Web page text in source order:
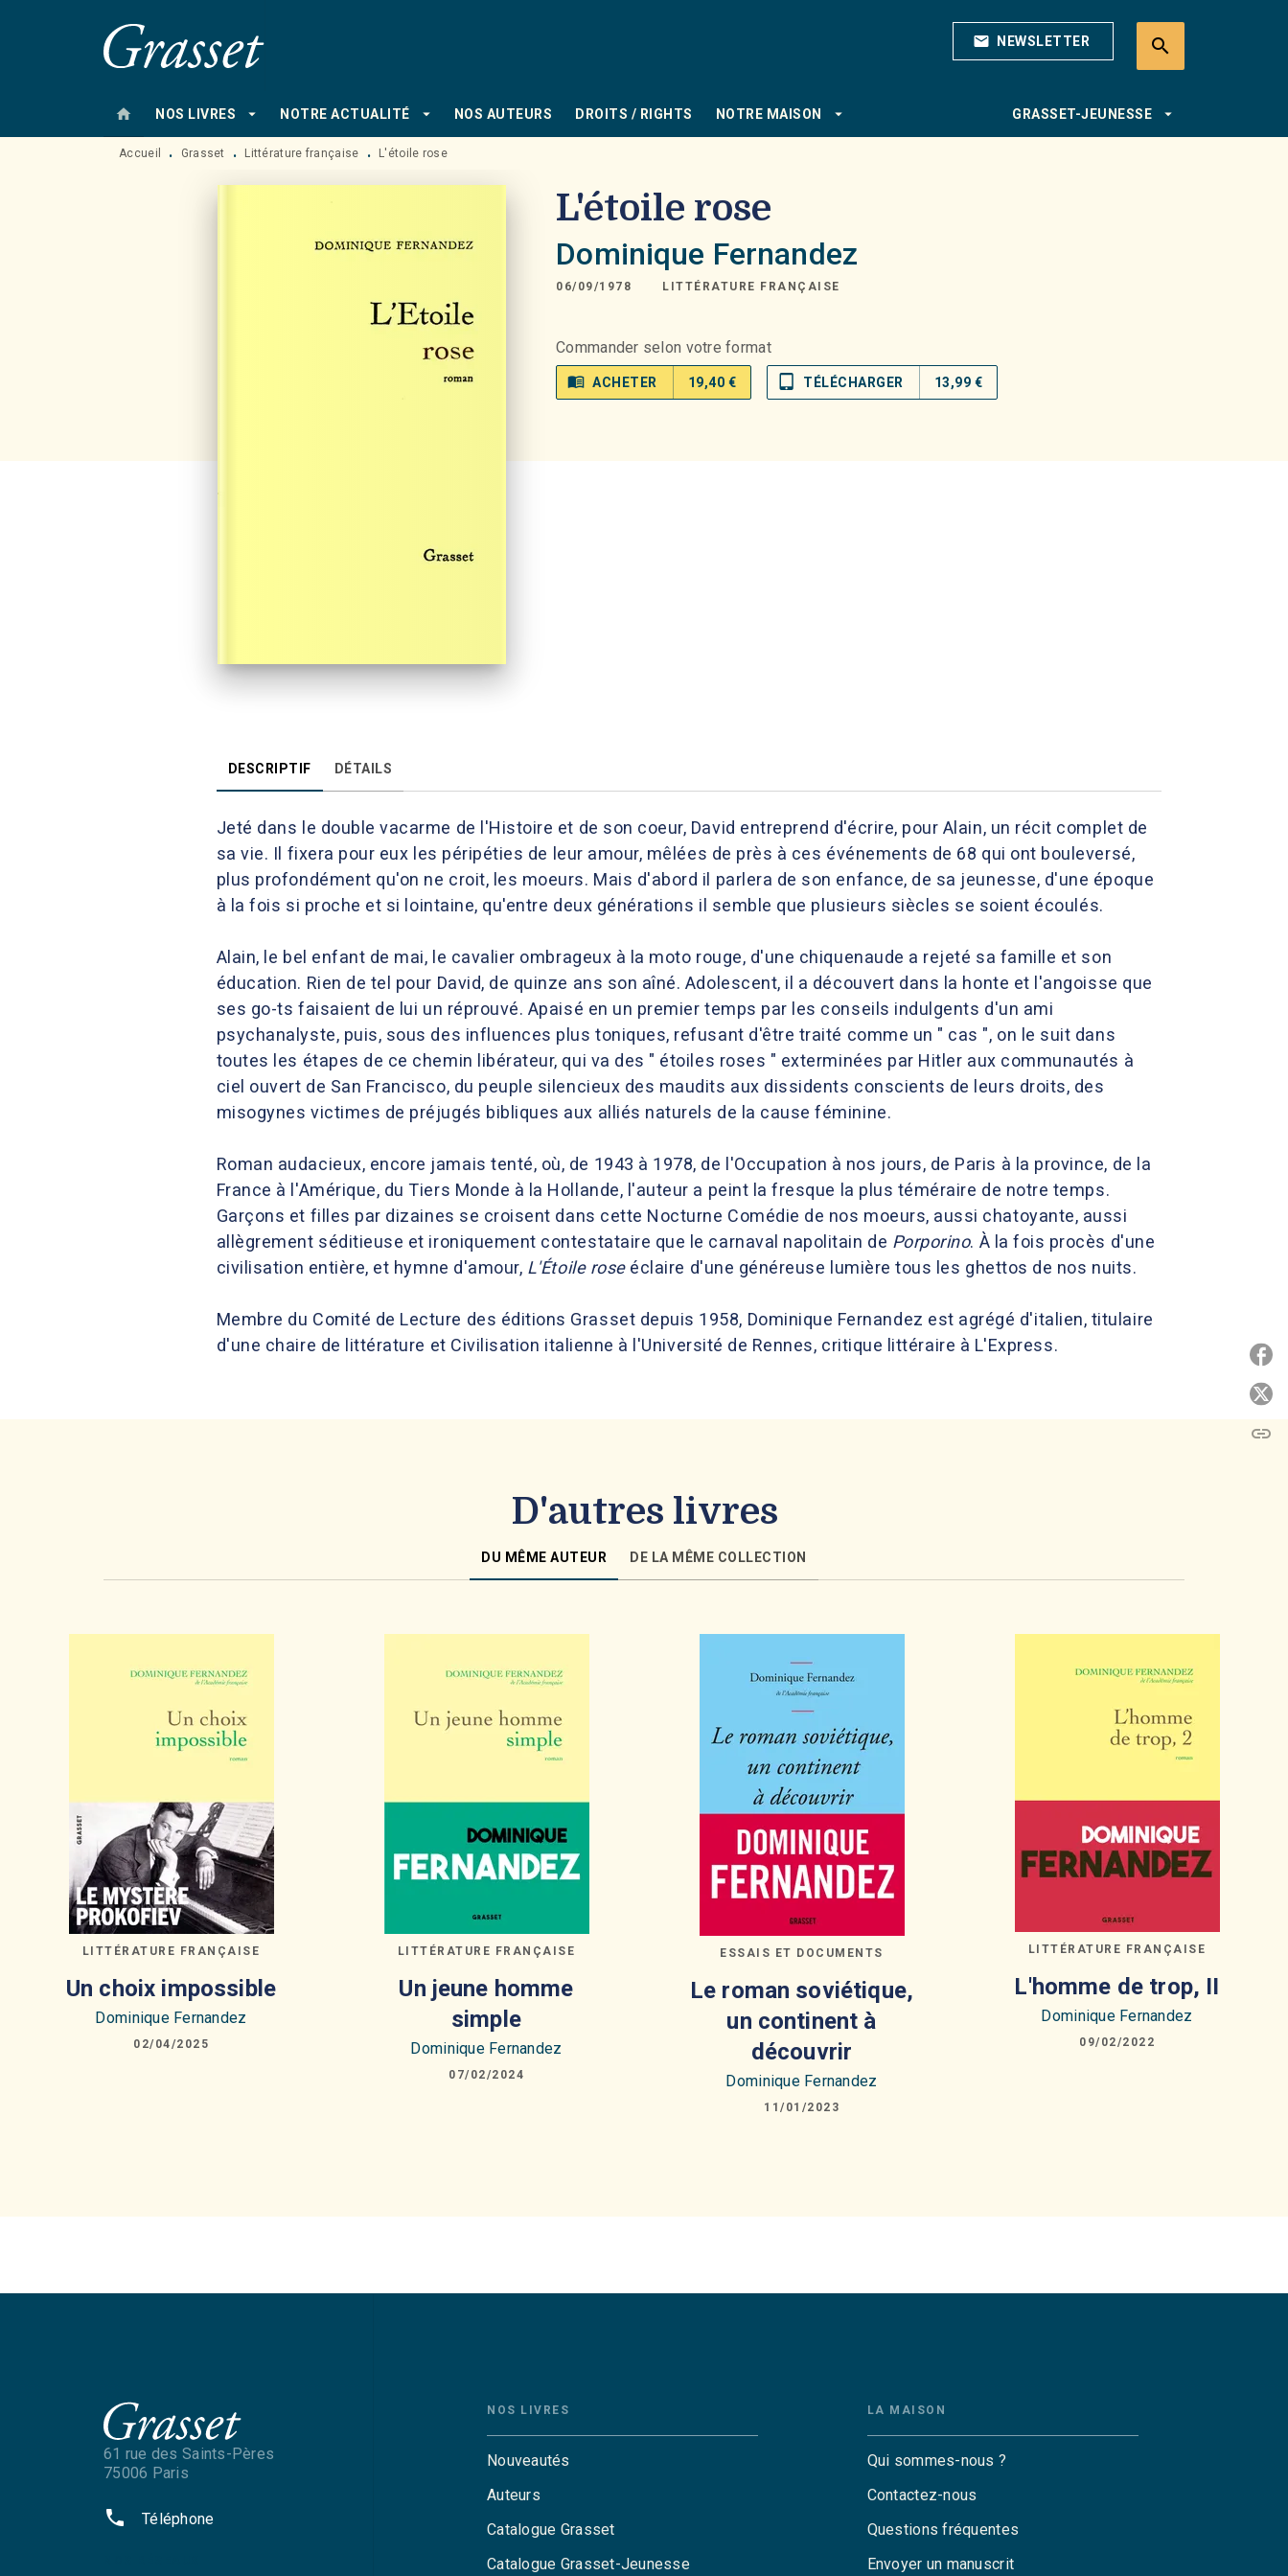
MENU RECHERCHE mail NEWSLETTER search
home NOS LIVRES arrow_drop_down NOTRE ACTUALITÉ arrow_drop_down NOS AUTEURS DROITS / RIGHTS NOTRE MAISON arrow_drop_down GRASSET-JEUNESSE arrow_drop_down
Accueil • Grasset • Littérature française • L'étoile rose
L'étoile rose
Dominique Fernandez
06/09/1978 LITTÉRATURE FRANÇAISE
Commander selon votre format
menu_book ACHETER 19,40 € tablet_mac TÉLÉCHARGER 13,99 €
DESCRIPTIF DÉTAILS
Jeté dans le double vacarme de l'Histoire et de son coeur, David entreprend d'écrire, pour Alain, un récit complet de
sa vie. Il fixera pour eux les péripéties de leur amour, mêlées de près à ces événements de 68 qui ont bouleversé,
plus profondément qu'on ne croit, les moeurs. Mais d'abord il parlera de son enfance, de sa jeunesse, d'une époque
à la fois si proche et si lointaine, qu'entre deux générations il semble que plusieurs siècles se soient écoulés.
Alain, le bel enfant de mai, le cavalier ombrageux à la moto rouge, d'une chiquenaude a rejeté sa famille et son
éducation. Rien de tel pour David, de quinze ans son aîné. Adolescent, il a découvert dans la honte et l'angoisse que
ses go-ts faisaient de lui un réprouvé. Apaisé en un premier temps par les conseils indulgents d'un ami
psychanalyste, puis, sous des influences plus toniques, refusant d'être traité comme un " cas ", on le suit dans
toutes les étapes de ce chemin libérateur, qui va des " étoiles roses " exterminées par Hitler aux communautés à
ciel ouvert de San Francisco, du peuple silencieux des maudits aux dissidents conscients de leurs droits, des
misogynes victimes de préjugés bibliques aux alliés naturels de la cause féminine.
Roman audacieux, encore jamais tenté, où, de 1943 à 1978, de l'Occupation à nos jours, de Paris à la province, de la
France à l'Amérique, du Tiers Monde à la Hollande, l'auteur a peint la fresque la plus téméraire de notre temps.
Garçons et filles par dizaines se croisent dans cette Nocturne Comédie de nos moeurs, aussi chatoyante, aussi
allègrement séditieuse et ironiquement contestataire que le carnaval napolitain de Porporino. À la fois procès d'une
civilisation entière, et hymne d'amour, L'Étoile roseéclaire d'une généreuse lumière tous les ghettos de nos nuits.
Membre du Comité de Lecture des éditions Grasset depuis 1958, Dominique Fernandez est agrégé d'italien, titulaire
d'une chaire de littérature et Civilisation italienne à l'Université de Rennes, critique littéraire à L'Express.
D'autres livres
DU MÊME AUTEUR DE LA MÊME COLLECTION
LITTÉRATURE FRANÇAISE
Un choix impossible
Dominique Fernandez
02/04/2025
LITTÉRATURE FRANÇAISE
Un jeune homme
simple
Dominique Fernandez
07/02/2024
ESSAIS ET DOCUMENTS
Le roman soviétique,
un continent à
découvrir
Dominique Fernandez
11/01/2023
LITTÉRATURE FRANÇAISE
L'homme de trop, II
Dominique Fernandez
09/02/2022
link
61 rue des Saints-Pères
75006 Paris
phone Téléphone
NOS LIVRES
Nouveautés
Auteurs
Catalogue Grasset
Catalogue Grasset-Jeunesse
LA MAISON
Qui sommes-nous ?
Contactez-nous
Questions fréquentes
Envoyer un manuscrit